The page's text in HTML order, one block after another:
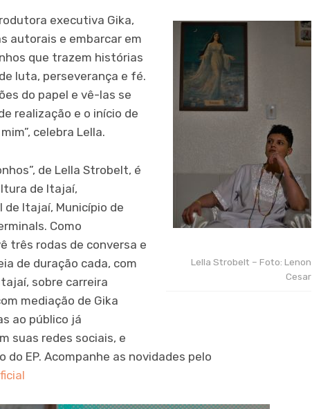
Lella Strobelt – Foto: Lenon
Cesar
executiva Gika,
autorais e embarcar em
que trazem histórias
luta, perseverança e fé.
do papel e vê-las se
realização e o início de
celebra Lella.
de Lella Strobelt, é
de Itajaí,
Itajaí, Município de
Como
três rodas de conversa e
de duração cada, com
sobre carreira
mediação de Gika
ao público já
suas redes sociais, e
EP. Acompanhe as novidades pelo